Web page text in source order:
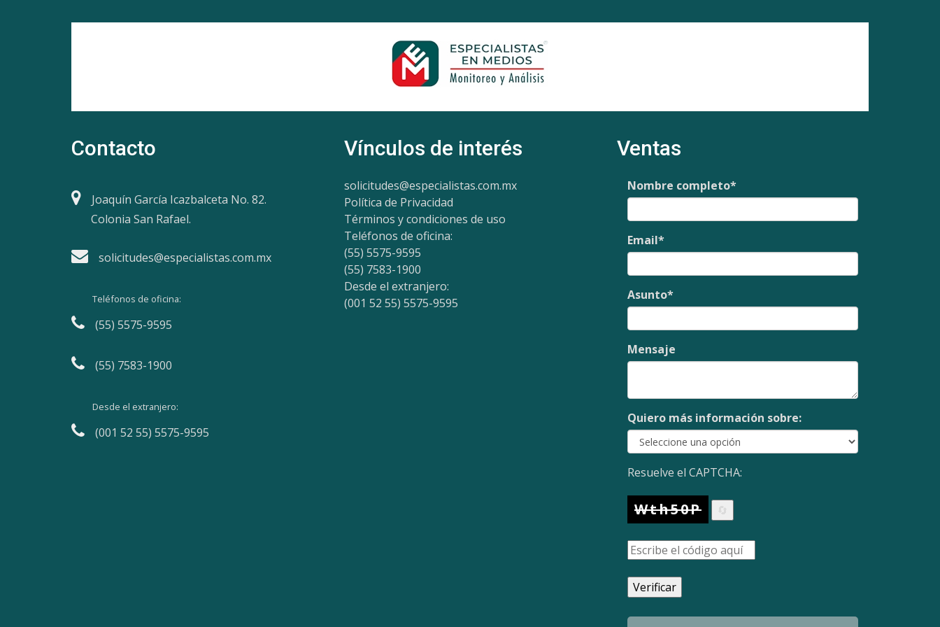
Contacto
Joaquín García Icazbalceta No. 82.
Colonia San Rafael.
solicitudes@especialistas.com.mx
Teléfonos de oficina:
(55) 5575-9595
(55) 7583-1900
Desde el extranjero:
(001 52 55) 5575-9595
Vínculos de interés
solicitudes@especialistas.com.mx
Política de Privacidad
Términos y condiciones de uso
Teléfonos de oficina:
(55) 5575-9595
(55) 7583-1900
Desde el extranjero:
(001 52 55) 5575-9595
Ventas
Nombre completo*
Email*
Asunto*
Mensaje
Quiero más información sobre:
Resuelve el CAPTCHA:
Wth50P
Verificar